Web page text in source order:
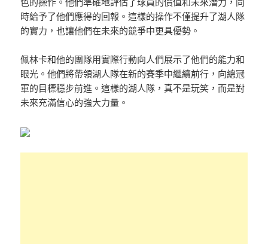
時給予了他們應得的回報。這樣的操作不僅提升了湖人隊
的實力，也讓他們在未來的競爭中更具優勢。
佩林卡和他的團隊用實際行動向人們展示了他們的能力和
眼光。他們將帶領湖人隊在新的賽季中繼續前行，向總冠
軍的目標穩步前進。這樣的湖人隊，真不是玩笑，而是對
未來充滿信心的強大力量。